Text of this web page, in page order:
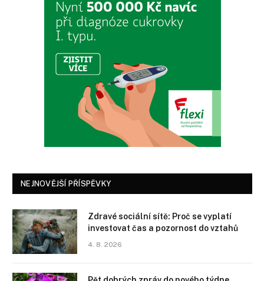
NEJNOVĚJŠÍ PŘÍSPĚVKY
Zdravé sociální sítě: Proč se vyplatí
investovat čas a pozornost do vztahů
4. 8. 2026